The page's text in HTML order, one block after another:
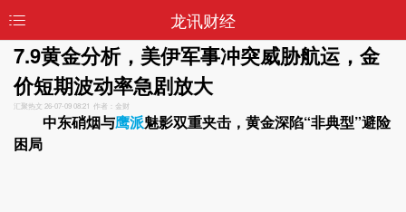
龙讯财经
7.9黄金分析，美伊军事冲突威胁航运，金
价短期波动率急剧放大
汇聚热文 26-07-09 08:21 作者：金财
中东硝烟与鹰派魅影双重夹击，黄金深陷“非典型”避险
困局